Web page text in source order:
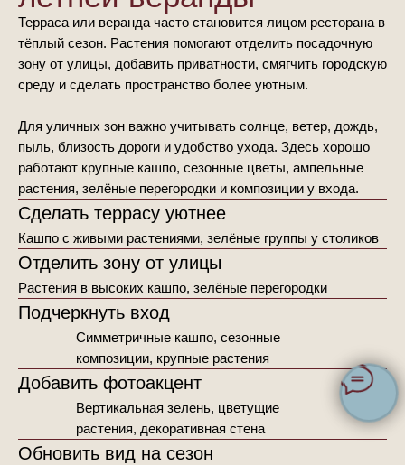
Терраса или веранда часто становится лицом ресторана в
тёплый сезон. Растения помогают отделить посадочную
зону от улицы, добавить приватности, смягчить городскую
среду и сделать пространство более уютным.
Для уличных зон важно учитывать солнце, ветер, дождь,
пыль, близость дороги и удобство ухода. Здесь хорошо
работают крупные кашпо, сезонные цветы, ампельные
растения, зелёные перегородки и композиции у входа.
Сделать террасу уютнее
Кашпо с живыми растениями, зелёные группы у столиков
Отделить зону от улицы
Растения в высоких кашпо, зелёные перегородки
Подчеркнуть вход
Симметричные кашпо, сезонные
композиции, крупные растения
Добавить фотоакцент
Вертикальная зелень, цветущие
растения, декоративная стена
Обновить вид на сезон